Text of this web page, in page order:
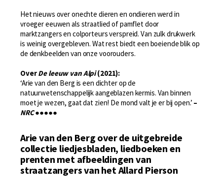
Het nieuws over onechte dieren en ondieren werd in
vroeger eeuwen als straatlied of pamflet door
marktzangers en colporteurs verspreid. Van zulk drukwerk
is weinig overgebleven. Wat rest biedt een boeiende blik op
de denkbeelden van onze voorouders.
OverDe leeuw van Alpi(2021):
‘Arie van den Berg is een dichter op de
natuurwetenschappelijk aangeblazen kermis. Van binnen
moet je wezen, gaat dat zien! De mond valt je er bij open.’ –
NRC●●●●●
Arie van den Berg over de uitgebreide
collectie liedjesbladen, liedboeken en
prenten met afbeeldingen van
straatzangers van het Allard Pierson